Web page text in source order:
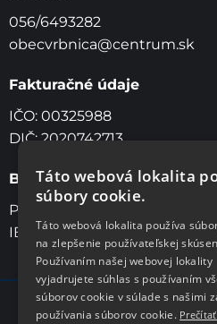
056/6493282
obecvrbnica@centrum.sk
Fakturačné údaje
IČO: 00325988
DIČ: 2020742713
Bankové spojenie
Prima Banka, a.s Slovensko
IBAN: SK46 5600 0000 0042
© 2026 obec Vrbnica. Všetky
Táto webová lokalita
súbory cookie.
Táto webová lokalita používa
na zlepšenie používateľskej
Používaním našej webovej lokality
vyjadrujete súhlas s používaním
súborov cookie v súlade s našimi
používania súborov cookie.